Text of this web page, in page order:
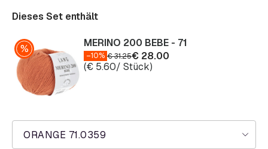
Dieses Set enthält
ORANGE 71.0359
MERINO 200 BEBE - 71
–10% €31.25€ 28.00
(€ 5.60/ Stück)